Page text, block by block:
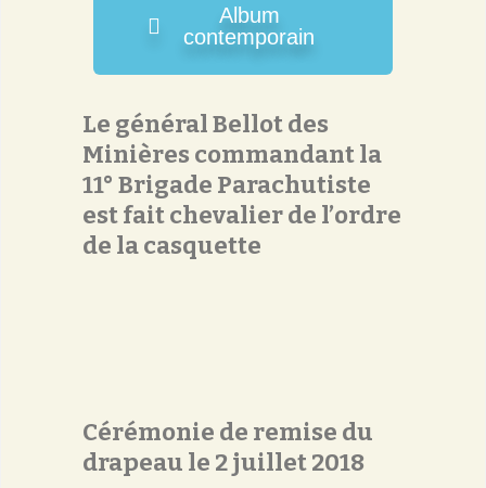
Album
contemporain
Le général Bellot des
Minières commandant la
11° Brigade Parachutiste
est fait chevalier de l’ordre
de la casquette
Cérémonie de remise du
drapeau le 2 juillet 2018